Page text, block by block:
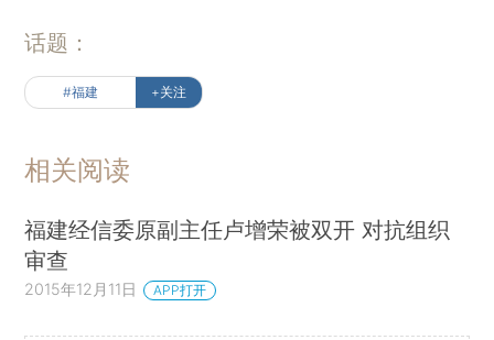
话题：
#福建 +关注
相关阅读
福建经信委原副主任卢增荣被双开 对抗组织
审查
2015年12月11日 APP打开